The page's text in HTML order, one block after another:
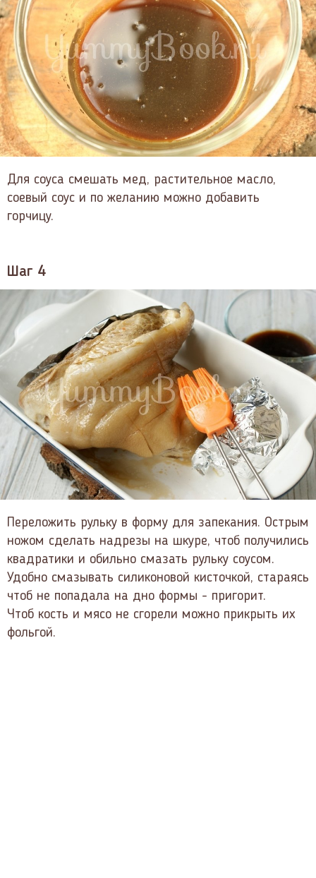
Для соуса смешать мед, растительное масло,
соевый соус и по желанию можно добавить
горчицу.
Шаг 4
Переложить рульку в форму для запекания. Острым
ножом сделать надрезы на шкуре, чтоб получились
квадратики и обильно смазать рульку соусом.
Удобно смазывать силиконовой кисточкой, стараясь
чтоб не попадала на дно формы - пригорит.
Чтоб кость и мясо не сгорели можно прикрыть их
фольгой.